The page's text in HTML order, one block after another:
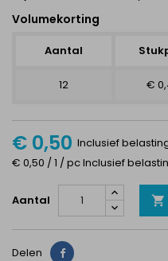
Volumekorting
Aantal
12 €
€ 0,50 Inclusief
€ 0,50 / 1 / pc Inclusief
Aantal 
Delen Delen